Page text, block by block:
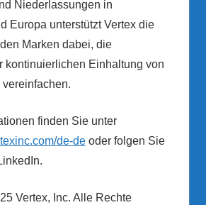
Niederlassungen in
Europa unterstützt Vertex die
Marken dabei, die
kontinuierlichen Einhaltung von
finden Sie unter
de-deoder folgen Sie
Vertex, Inc. Alle Rechte